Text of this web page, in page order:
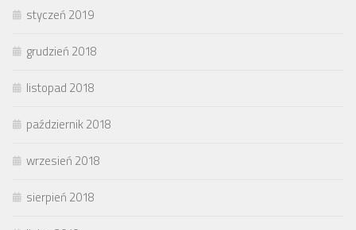
styczeń 2019
grudzień 2018
listopad 2018
październik 2018
wrzesień 2018
sierpień 2018